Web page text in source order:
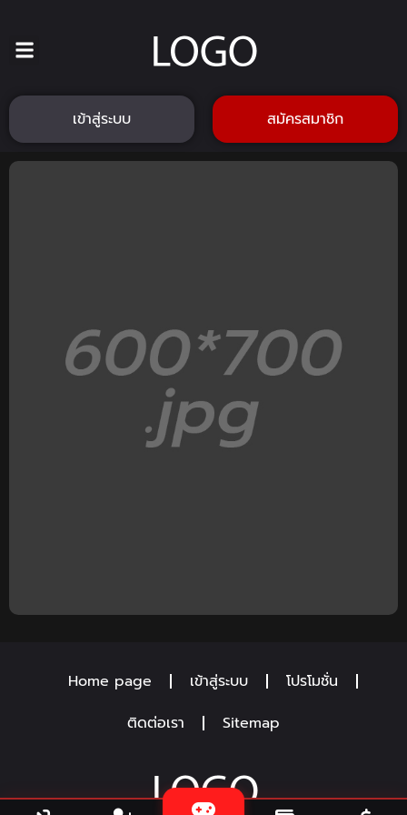
เข้าสู่ระบบ สมัครสมาชิก
Home page เข้าสู่ระบบ
โปรโมชั่น
ติดต่อเรา
Sitemap